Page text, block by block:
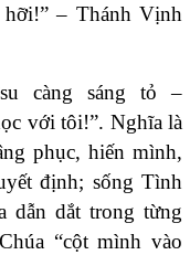
– Thánh Vịnh
càng sáng tỏ –
với tôi!”. Nghĩa là
phục, hiến mình,
định; sống Tình
dẫn dắt trong từng
“cột mình vào